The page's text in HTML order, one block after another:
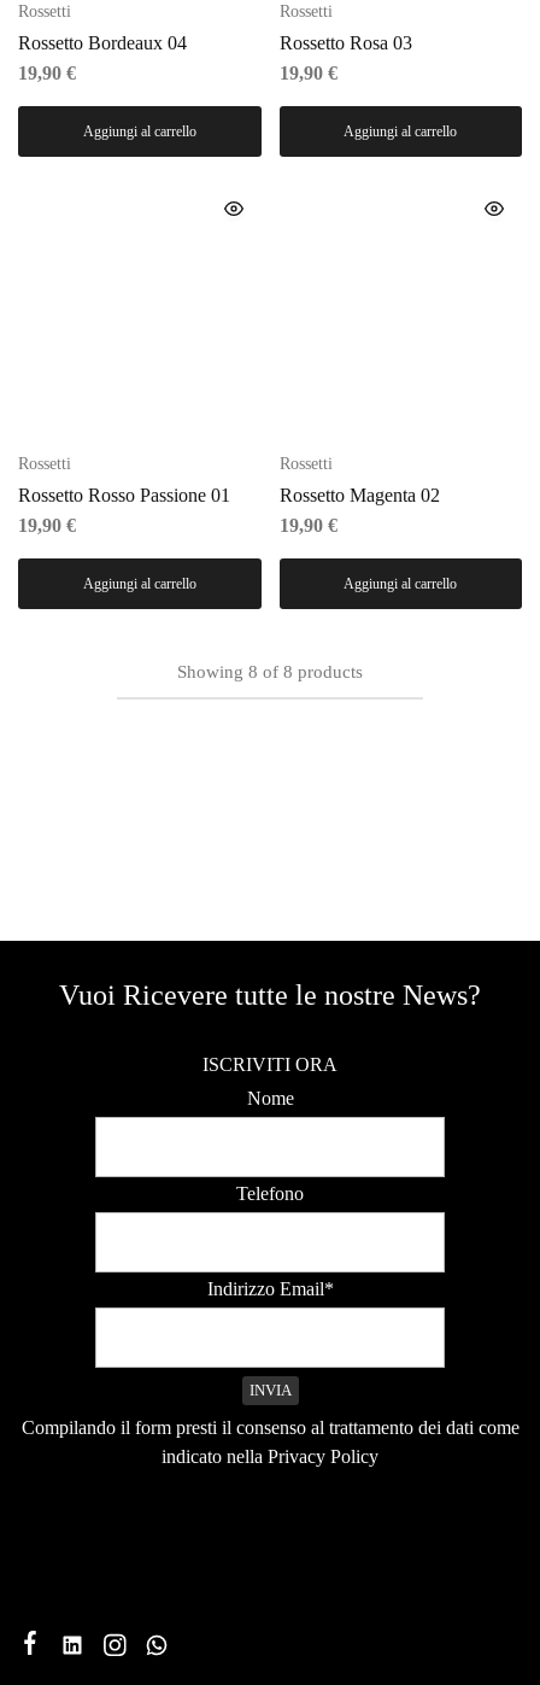
Rossetti
Rossetto Bordeaux 04
19,90 €
Aggiungi al carrello
Rossetti
Rossetto Rosa 03
19,90 €
Aggiungi al carrello
Rossetti
Rossetto Rosso Passione 01
19,90 €
Aggiungi al carrello
Rossetti
Rossetto Magenta 02
19,90 €
Aggiungi al carrello
Showing 8 of 8 products
Vuoi Ricevere tutte le nostre News?
ISCRIVITI ORA
Nome
Telefono
Indirizzo Email*
Compilando il form presti il consenso al trattamento dei dati come
indicato nella Privacy Policy